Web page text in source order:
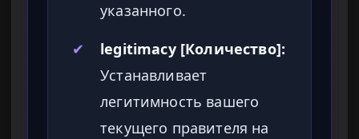
указанного.
✔
legitimacy [Количество]:
Устанавливает
легитимность вашего
текущего правителя на